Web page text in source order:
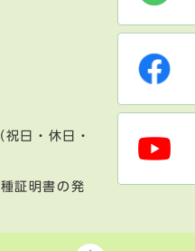
日・休日・
証明書の発